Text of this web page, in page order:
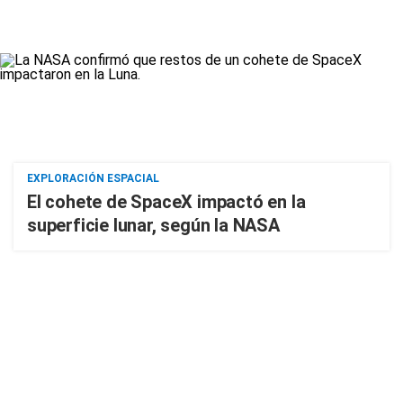
EXPLORACIÓN ESPACIAL
El cohete de SpaceX impactó en la
superficie lunar, según la NASA